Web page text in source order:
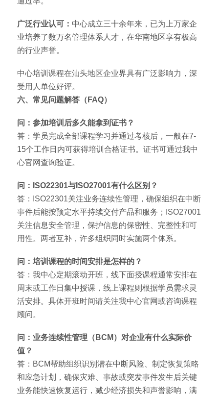
广泛行业认可： 中心成立三十余年来，已为上万家企
业培养了数万名管理体系人才，在华南地区享有极高
的行业声誉。
中心培训课程在汕头地区企业界具有广泛影响力，深
受用人单位好评。
六、常见问题解答（FAQ）
问：参加培训后多久能拿到证书？
答：学员完成全部课程学习并通过考核后，一般在7-
15个工作日内可获得培训合格证书。证书可通过我中
心官网查询验证。
问：ISO22301与ISO27001有什么区别？
答：ISO22301关注业务连续性管理，确保组织在中断
事件后能按预定水平持续交付产品和服务；ISO27001
关注信息安全管理，保护信息的保密性、完整性和可
用性。两者互补，许多组织同时实施两个体系。
问：培训课程的时间安排是怎样的？
答：我中心定期滚动开班，线下面授课程通常安排在
周末或工作日集中授课，线上课程则根据学员需求灵
活安排。具体开班时间请关注我中心官网或咨询课程
顾问。
问：业务连续性管理（BCM）对企业有什么实际价
值？
答：BCM帮助组织识别潜在中断风险、制定恢复策略
和应急计划，确保灾难、事故或突发事件发生后关键
业务能快速恢复运行，减少经济损失和声誉影响，满